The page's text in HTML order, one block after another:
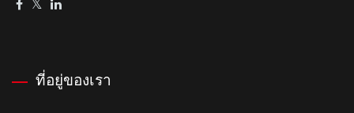
ที่อยู่ของเรา